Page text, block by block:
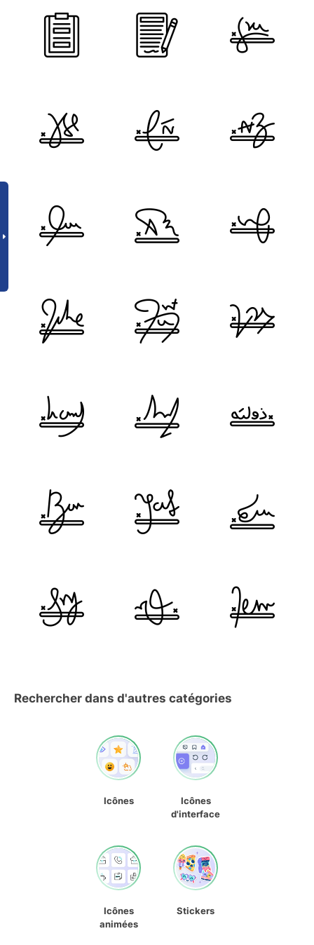
Rechercher dans d'autres catégories
Icônes
Icônes
d'interface
Icônes
animées
Stickers